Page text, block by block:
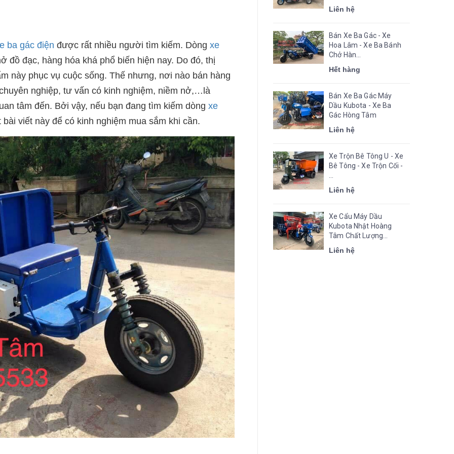
ba gác điện được rất nhiều người tìm kiếm. Dòng xe
đồ đạc, hàng hóa khá phổ biến hiện nay. Do đó, thị
này phục vụ cuộc sống. Thế nhưng, nơi nào bán hàng
nghiệp, tư vấn có kinh nghiệm, niềm nở,…là
tâm đến. Bởi vậy, nếu bạn đang tìm kiếm dòng xe
viết này để có kinh nghiệm mua sắm khi cần.
Liên hệ
Bán Xe Ba Gác - Xe
Hoa Lâm - Xe Ba Bánh
Chở Hàn...
Hết hàng
Bán Xe Ba Gác Máy
Dầu Kubota - Xe Ba
Gác Hòng Tâm
Liên hệ
Xe Trộn Bê Tông U - Xe
Bê Tông - Xe Trộn Cối -
Liên hệ
Xe Cẩu Máy Dầu
Kubota Nhật Hoàng
Tâm Chất Lượng...
Liên hệ